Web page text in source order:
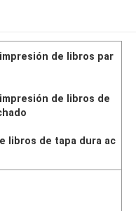
de libros par
de libros de
libros de tapa dura ac